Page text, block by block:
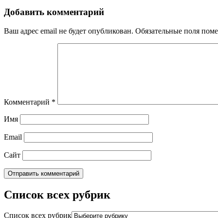
Добавить комментарий
Ваш адрес email не будет опубликован. Обязательные поля
Комментарий *
Имя
Email
Сайт
Список всех рубрик
Список всех рубрик